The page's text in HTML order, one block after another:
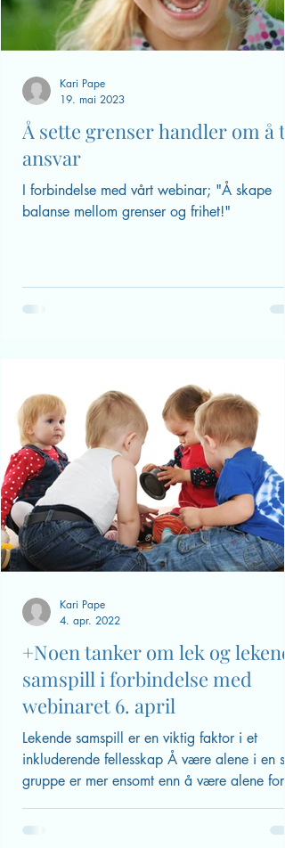
Å sette grenser handler om å ta
ansvar
Kari Pape
19. mai 2023
+Noen tanker om lek og
samspill i forbindelse med
webinaret 6. april
Lekende samspill er en viktig faktor i et
Kari Pape
4. apr. 2022